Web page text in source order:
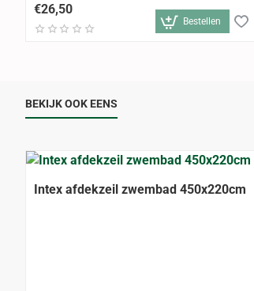
€26,50
Bestellen
BEKIJK OOK EENS
Intex afdekzeil zwembad 450x220cm